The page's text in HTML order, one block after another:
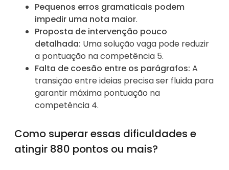
Pequenos erros gramaticais podem
impedir uma nota maior.
Proposta de intervenção pouco
detalhada: Uma solução vaga pode reduzir
a pontuação na competência 5.
Falta de coesão entre os parágrafos: A
transição entre ideias precisa ser fluida para
garantir máxima pontuação na
competência 4.
Como superar essas dificuldades e
atingir 880 pontos ou mais?